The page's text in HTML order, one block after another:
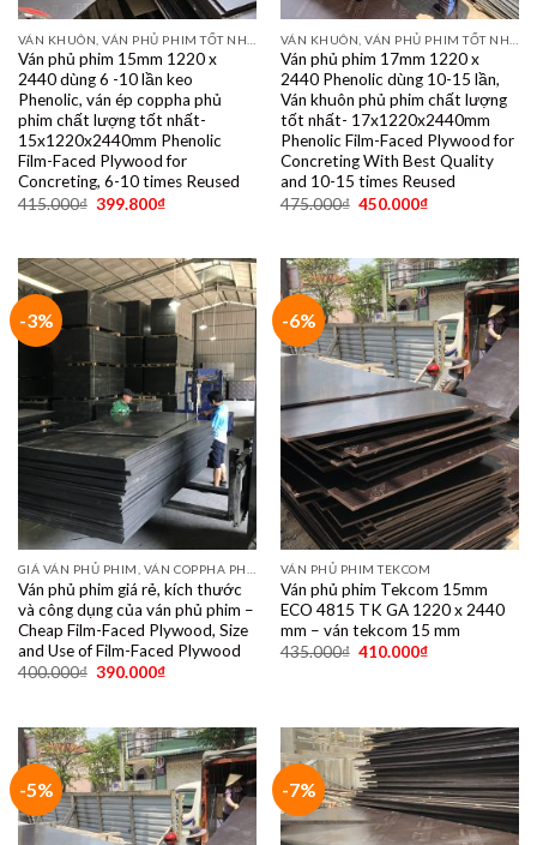
Ván phủ phim 15mm 1220 x
2440 dùng 6 -10 lần keo
Phenolic, ván ép coppha phủ
phim chất lượng tốt nhất-
15x1220x2440mm Phenolic
Film-Faced Plywood for
Concreting, 6-10 times Reused
415.000₫ 399.800₫
Ván phủ phim 17mm 1220 x
2440 Phenolic dùng 10-15 lần,
Ván khuôn phủ phim chất lượng
tốt nhất- 17x1220x2440mm
Phenolic Film-Faced Plywood for
Concreting With Best Quality
and 10-15 times Reused
475.000₫ 450.000₫
-3%
Ván phủ phim giá rẻ, kích thước
và công dụng của ván phủ phim –
Cheap Film-Faced Plywood, Size
and Use of Film-Faced Plywood
400.000₫ 390.000₫
-6%
VÁN PHỦ PHIM TEKCOM
Ván phủ phim Tekcom 15mm
ECO 4815 TK GA 1220 x 2440
mm – ván tekcom 15 mm
435.000₫ 410.000₫
-5% -7%